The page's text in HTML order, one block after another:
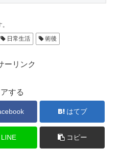
日常生活 術後
ーリンク
する
はてブ
LINE コピー